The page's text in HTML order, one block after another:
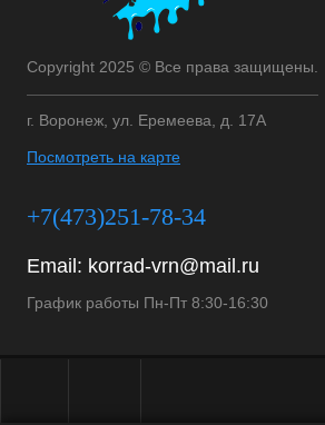
Copyright 2025 © Все права защищены.
г. Воронеж, ул. Еремеева, д. 17А
Посмотреть на карте
+7(473)251-78-34
Email: korrad-vrn@mail.ru
График работы Пн-Пт 8:30-16:30